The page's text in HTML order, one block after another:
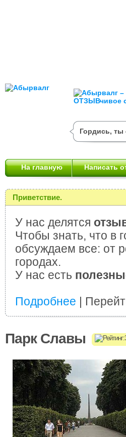
Гордись, ты
На главную Написать
Приветствие.
У нас делятся
Чтобы знать, что в
обсуждаем все: от
городах.
У нас есть
Подробнее |
Парк Славы